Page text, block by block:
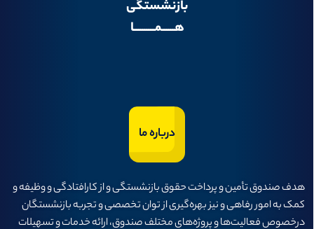
تماس با ما
بازنشستگی
هــــــمــــــــــا
درباره ما
هدف صندوق تأمين و پرداخت حقوق بازنشستگی و از كارافتادگی و وظيفه و
كمک به امور رفاهی و نيز بهره‌گيری از توان تخصصی و تجربه بازنشستگان
درخصوص فعاليت‌ها و پروژه‌های مختلف صندوق، ارائه خدمات و تسهيلات